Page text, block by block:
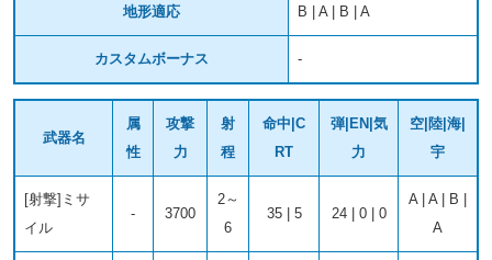
地形適応 B | A | B | A
カスタムボーナス -
武器名
属
性
攻撃
力
射
程
命中|C
RT
弾|EN|気
力
空|陸|海|
宇
[射撃]ミサ
イル
- 3700
2～
6
35 | 5 24 | 0 | 0
A | A | B |
A